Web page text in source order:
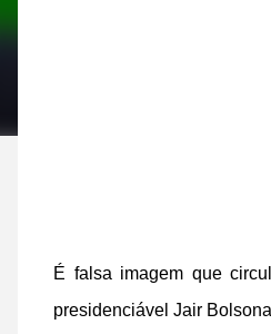
É falsa imagem que
presidenciável Jair